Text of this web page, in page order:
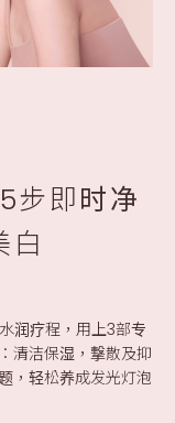
步即时净
白
润疗程，用上3部专
清洁保湿，撃散及抑
，轻松养成发光灯泡